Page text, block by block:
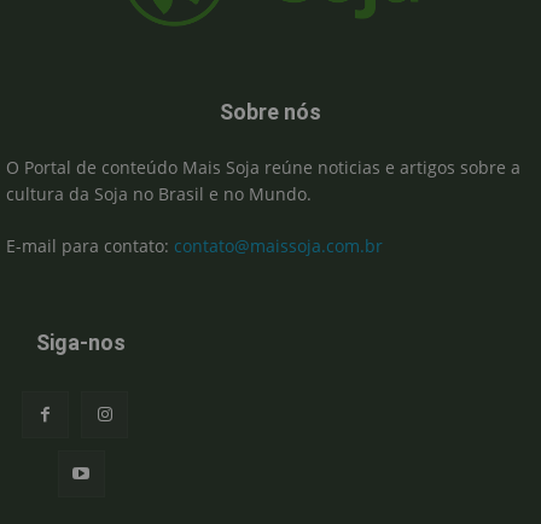
Sobre nós
O Portal de conteúdo Mais Soja reúne noticias e artigos sobre a
cultura da Soja no Brasil e no Mundo.
E-mail para contato: contato@maissoja.com.br
Siga-nos